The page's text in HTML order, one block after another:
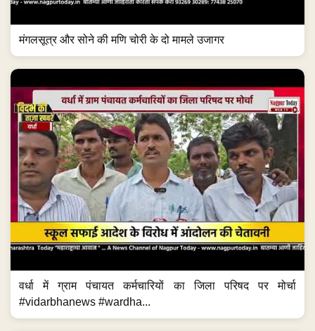
मंगलसूत्र और सोने की मणि चोरी के दो मामले उजागर
वर्धा में ग्राम पंचायत कर्मचारियों का जिला परिषद पर मोर्चा
#vidarbhanews #wardha...